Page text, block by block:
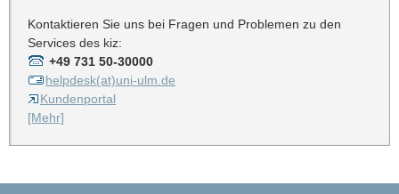
Kontaktieren Sie uns bei Fragen und Problemen zu den
Services des kiz:
+49 731 50-30000
helpdesk(at)uni-ulm.de
Kundenportal
[Mehr]